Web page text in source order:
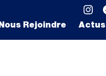
Nous Rejoindre Actus